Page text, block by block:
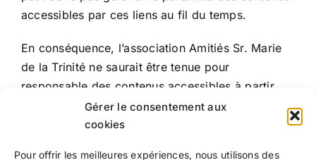
Gérer le consentement aux
cookies
Pour offrir les meilleures expériences, nous utilisons des
accessibles par ces liens au fil du temps.
En conséquence, l’association Amitiés Sr. Marie
de la Trinité ne saurait être tenue pour
responsable des contenus accessibles à partir
des liens. Tout utilisateur observant un lien
présent sur le site www.mariedelatrinite.org et